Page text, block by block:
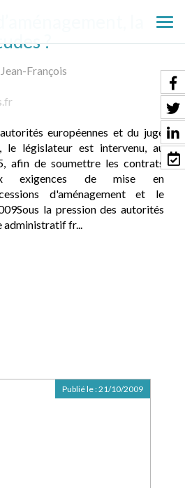
le
la
?
François
européennes et du juge
le législateur est intervenu, au
afin de soumettre les contrats
exigences de mise en
d'aménagement et le
la pression des autorités
administratif fr...
Publié le :21/10/2009